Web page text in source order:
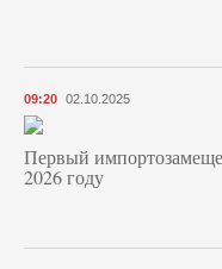
09:20 02.10.2025
Первый
2026 году